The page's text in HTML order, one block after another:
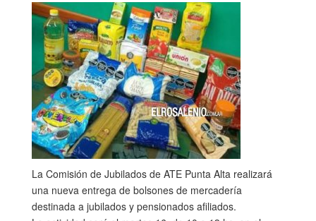
La Comisión de Jubilados de ATE Punta Alta realizará
una nueva entrega de bolsones de mercadería
destinada a jubilados y pensionados afiliados.